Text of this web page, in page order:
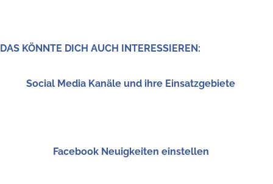
DAS KÖNN­TE DICH AUCH INTERESSIEREN:
Social Media Kanä­le und ihre Einsatzgebiete
Face­book Neu­ig­kei­ten einstellen